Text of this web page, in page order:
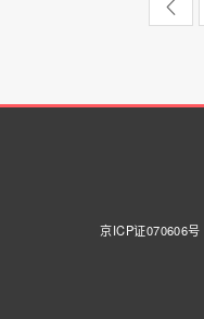
京ICP证070606号